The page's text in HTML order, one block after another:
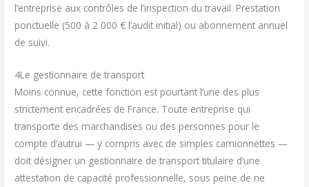
l’entreprise aux contrôles de l’inspection du travail. Prestation
ponctuelle (500 à 2 000 € l’audit initial) ou abonnement annuel
de suivi.
4Le gestionnaire de transport
Moins connue, cette fonction est pourtant l’une des plus
strictement encadrées de France. Toute entreprise qui
transporte des marchandises ou des personnes pour le
compte d’autrui — y compris avec de simples camionnettes —
doit désigner un gestionnaire de transport titulaire d’une
attestation de capacité professionnelle, sous peine de ne